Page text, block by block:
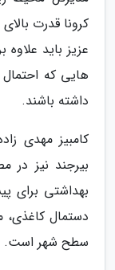
کرونا قدرت
عزیز باید
هایی که احتمال
داشته باشند.
کامبیز مهدی
بیرجند نیز در
بهداشتی برای
دستمال
سطح شهر است.